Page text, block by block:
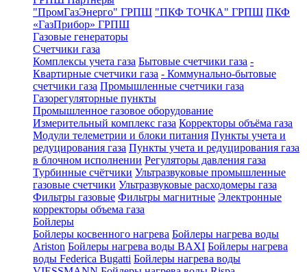
"ПромГазЭнерго" ГРПШ "ПКФ ТОЧКА" ГРПШ ПКФ
«ГазПрибор» ГРПШ
Газовые генераторы
Счетчики газа
Комплексы учета газа Бытовые счетчики газа -
Квартирные счетчики газа - Коммунально-бытовые
счетчики газа Промышленные счетчики газа
Газорегуляторные пункты
Промышленное газовое оборудование
Измерительный комплекс газа Корректоры объёма газа
Модули телеметрии и блоки питания Пункты учета и
редуцирования газа Пункты учета и редуцирования газа
в блочном исполнении Регуляторы давления газа
Турбинные счётчики Ультразвуковые промышленные
газовые счетчики Ультразвуковые расходомеры газа
Фильтры газовые Фильтры магнитные Электронные
корректоры объема газа
Бойлеры
Бойлеры косвенного нагрева Бойлеры нагрева воды
Ariston Бойлеры нагрева воды BAXI Бойлеры нагрева
воды Federica Bugatti Бойлеры нагрева воды